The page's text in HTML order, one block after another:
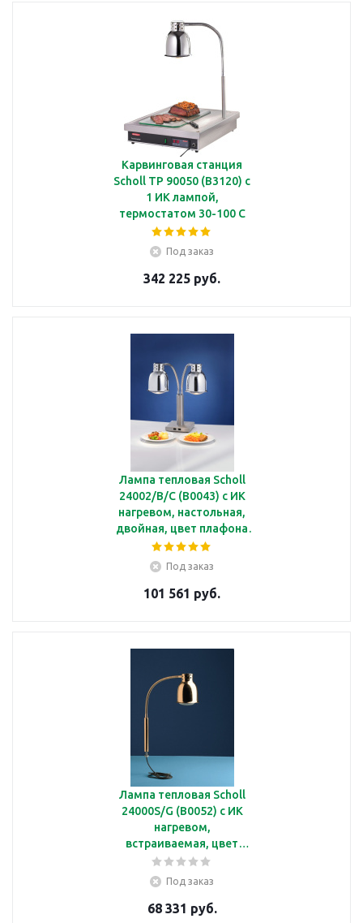
Карвинговая станция
Scholl TP 90050 (B3120) с
1 ИК лампой,
термостатом 30-100 С
Под заказ
342 225 руб.
Лампа тепловая Scholl
24002/B/C (B0043) с ИК
нагревом, настольная,
двойная, цвет плафона
-хром
Под заказ
101 561 руб.
Лампа тепловая Scholl
24000S/G (B0052) с ИК
нагревом,
встраиваемая, цвет
плафона золотой
Под заказ
68 331 руб.